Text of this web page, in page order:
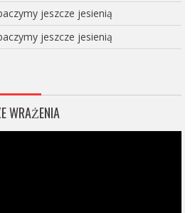
jeszcze jesienią
jeszcze jesienią
WRAŻENIA